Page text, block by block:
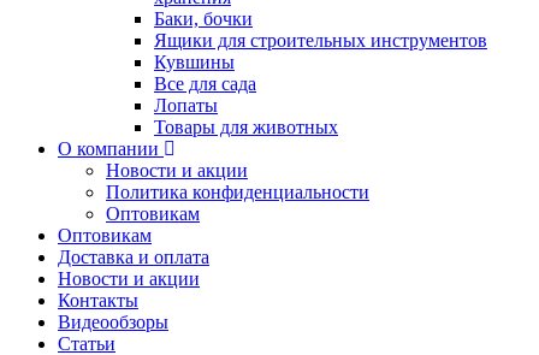
Баки, бочки
Ящики для строительных инструментов
Кувшины
Все для сада
Лопаты
Товары для животных
О компании
Новости и акции
Политика конфиденциальности
Оптовикам
Оптовикам
Доставка и оплата
Новости и акции
Контакты
Видеообзоры
Статьи